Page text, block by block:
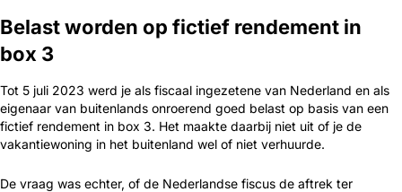
Belast worden op fictief rendement in
box 3
Tot 5 juli 2023 werd je als fiscaal ingezetene van Nederland en als
eigenaar van buitenlands onroerend goed belast op basis van een
fictief rendement in box 3. Het maakte daarbij niet uit of je de
vakantiewoning in het buitenland wel of niet verhuurde.
De vraag was echter, of de Nederlandse fiscus de aftrek ter